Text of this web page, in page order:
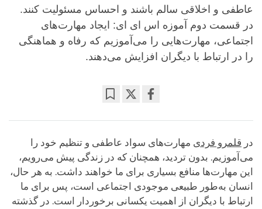
عاطفی و اخلاقی سالم باشند و احساس مسئولیت کنند.
در قسمت دوم آموزه‌ اس ای ای: ایجاد مهارت‌های
اجتماعی، مهارت‌هایی را می‌آموزیم که رفاه و هماهنگی
را در ارتباط با دیگران افزایش می‌دهند.
on
facebook
در قلمرو فردی مهارت‌های سواد عاطفی و تنظیم خود را
می‌آموزیم. بدون تردید، همچنان که در زندگی پیش می‌رویم،
این مهارت‌ها منافع بسیاری برای ما خواهند داشت. به هر حال،
انسان به‌طور طبیعی موجودی اجتماعی است، پس برای ما
ارتباط با دیگران از اهمیت یکسانی برخوردار است. در گذشته